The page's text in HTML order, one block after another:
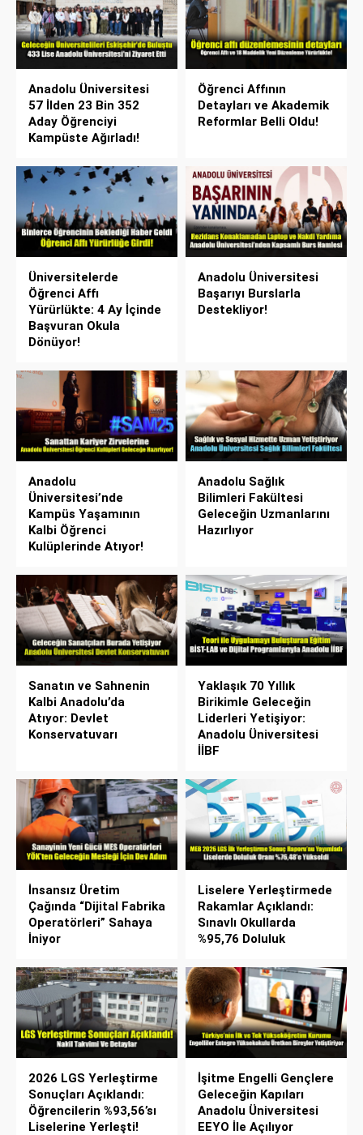
Anadolu Üniversitesi
57 İlden 23 Bin 352
Aday Öğrenciyi
Kampüste Ağırladı!
Öğrenci Affının
Detayları ve Akademik
Reformlar Belli Oldu!
Üniversitelerde
Öğrenci Affı
Yürürlükte: 4 Ay İçinde
Başvuran Okula
Dönüyor!
Anadolu Üniversitesi
Başarıyı Burslarla
Destekliyor!
Anadolu
Üniversitesi’nde
Kampüs Yaşamının
Kalbi Öğrenci
Kulüplerinde Atıyor!
Anadolu Sağlık
Bilimleri Fakültesi
Geleceğin Uzmanlarını
Hazırlıyor
Sanatın ve Sahnenin
Kalbi Anadolu’da
Atıyor: Devlet
Konservatuvarı
Yaklaşık 70 Yıllık
Birikimle Geleceğin
Liderleri Yetişiyor:
Anadolu Üniversitesi
İİBF
İnsansız Üretim
Çağında “Dijital Fabrika
Operatörleri” Sahaya
İniyor
Liselere Yerleştirmede
Rakamlar Açıklandı:
Sınavlı Okullarda
%95,76 Doluluk
2026 LGS Yerleştirme
Sonuçları Açıklandı:
Öğrencilerin %93,56’sı
Liselerine Yerleşti!
İşitme Engelli Gençlere
Geleceğin Kapıları
Anadolu Üniversitesi
EEYO İle Açılıyor